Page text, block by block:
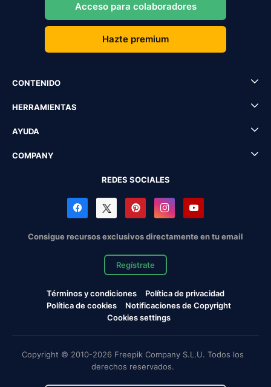
Acceso para colaboradores
Hazte premium
CONTENIDO
HERRAMIENTAS
AYUDA
COMPANY
REDES SOCIALES
Consigue recursos exclusivos directamente en tu email
Regístrate
Términos y condiciones
Política de privacidad
Política de cookies
Notificaciones de Copyright
Cookies settings
Copyright © 2010-2026 Freepik Company S.L.U. Todos los
derechos reservados.